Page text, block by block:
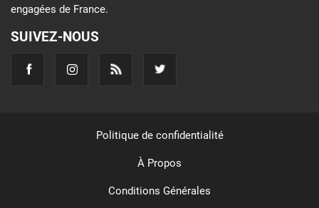
engagées de France.
SUIVEZ-NOUS
Politique de confidentialité
À Propos
Conditions Générales